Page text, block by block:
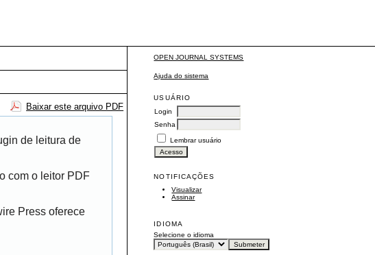
OPEN JOURNAL SYSTEMS
Ajuda do sistema
USUÁRIO
Login
Senha
Lembrar usuário
NOTIFICAÇÕES
Visualizar
Assinar
IDIOMA
Selecione o idioma
Baixar este arquivo PDF
de leitura de
com o leitor PDF
Press oferece